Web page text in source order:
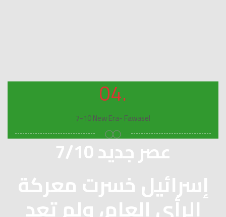
04.
7-10 New Era- Fawasel
7/10 عصر جديد
إسرائيل خسرت معركة
الرأي العام، ولم تعد